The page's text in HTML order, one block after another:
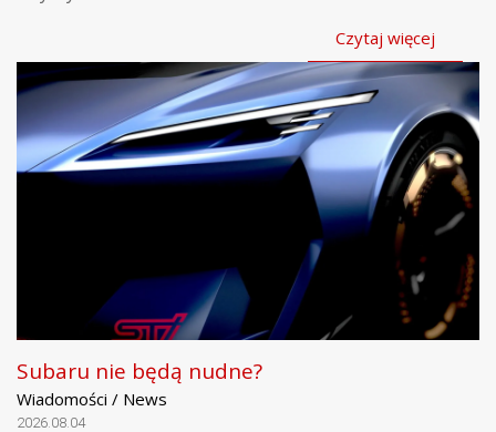
Czytaj więcej
Subaru nie będą nudne?
Wiadomości / News
2026.08.04